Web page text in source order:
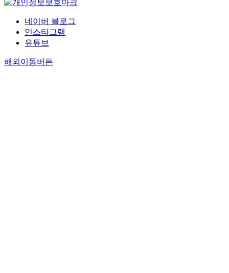
네이버 블로그
인스타그램
유튜브
해외이동버튼